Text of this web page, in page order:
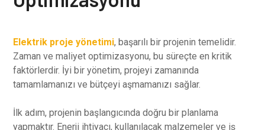
Elektrik proje yönetimi, başarılı bir projenin temelidir.
Zaman ve maliyet optimizasyonu, bu süreçte en kritik
faktörlerdir. İyi bir yönetim, projeyi zamanında
tamamlamanızı ve bütçeyi aşmamanızı sağlar.
İlk adım, projenin başlangıcında doğru bir planlama
yapmaktır. Enerji ihtiyacı, kullanılacak malzemeler ve iş